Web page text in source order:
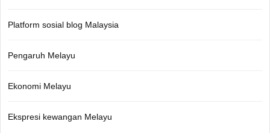
Platform sosial blog Malaysia
Pengaruh Melayu
Ekonomi Melayu
Ekspresi kewangan Melayu